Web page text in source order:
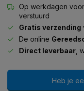
Op werkdagen
verstuurd
Gratis verzending
De online
Direct leverbaar ,
Heb je